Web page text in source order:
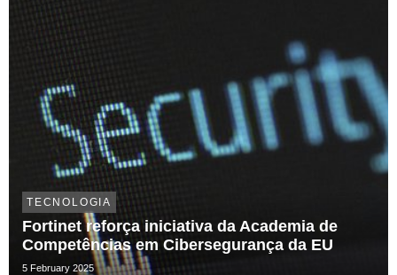
TECNOLOGIA
Fortinet reforça iniciativa da Academia de
Competências em Cibersegurança da EU
5 February 2025